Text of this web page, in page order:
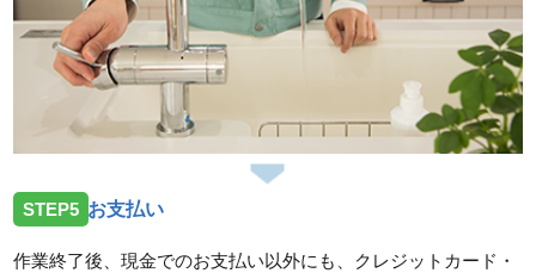
STEP5 お支払い
作業終了後、現金でのお支払い以外にも、クレジットカード・